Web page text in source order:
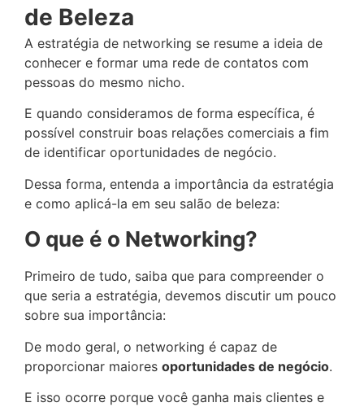
de Beleza
A estratégia de networking se resume a ideia de
conhecer e formar uma rede de contatos com
pessoas do mesmo nicho.
E quando consideramos de forma específica, é
possível construir boas relações comerciais a fim
de identificar oportunidades de negócio.
Dessa forma, entenda a importância da estratégia
e como aplicá-la em seu salão de beleza:
O que é o Networking?
Primeiro de tudo, saiba que para compreender o
que seria a estratégia, devemos discutir um pouco
sobre sua importância:
De modo geral, o networking é capaz de
proporcionar maiores oportunidades de negócio.
E isso ocorre porque você ganha mais clientes e